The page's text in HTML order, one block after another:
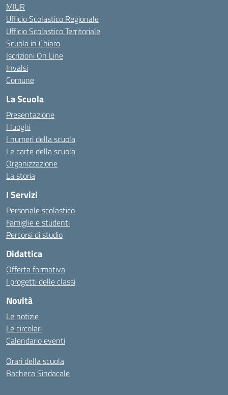
MIUR
Ufficio Scolastico Regionale
Ufficio Scolastico Territoriale
Scuola in Chiaro
Iscrizioni On Line
Invalsi
Comune
La Scuola
Presentazione
I luoghi
I numeri della scuola
Le carte della scuola
Organizzazione
La storia
I Servizi
Personale scolastico
Famiglie e studenti
Percorsi di studio
Didattica
Offerta formativa
I progetti delle classi
Novità
Le notizie
Le circolari
Calendario eventi
Orari della scuola
Bacheca Sindacale